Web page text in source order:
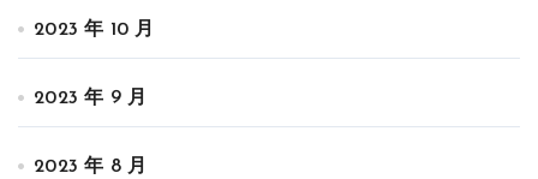
2023 年 10 月
2023 年 9 月
2023 年 8 月